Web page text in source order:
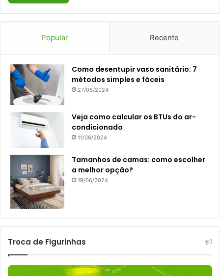
Popular Recente
Como desentupir vaso sanitário: 7
métodos simples e fáceis
27/06/2024
Veja como calcular os BTUs do ar-
condicionado
11/06/2024
Tamanhos de camas: como escolher
a melhor opção?
19/06/2024
Troca de Figurinhas